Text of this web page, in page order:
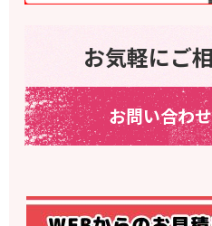
お気軽にご
お問い合わ